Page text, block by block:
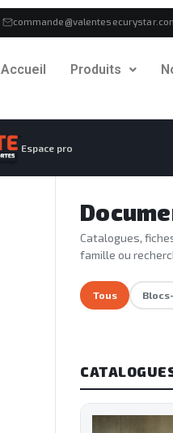
Accueil Produits
Espace pro
Catalogues,
famille ou
Tous